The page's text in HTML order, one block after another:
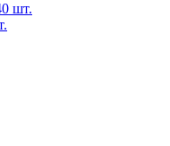
шт.